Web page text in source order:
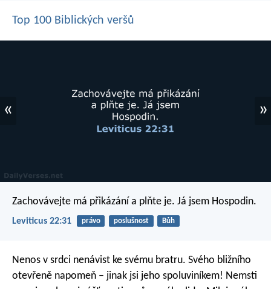
Top 100 Biblických veršů
« »
Zachovávejte má přikázání a plňte je. Já jsem Hospodin.
Leviticus 22:31 právo poslušnost Bůh
Nenos v srdci nenávist ke svému bratru. Svého bližního
otevřeně napomeň – jinak jsi jeho spoluviníkem! Nemsti